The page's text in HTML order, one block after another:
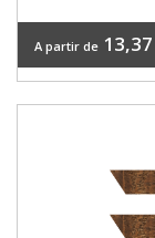
A partir de